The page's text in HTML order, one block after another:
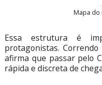
Mapa do
Essa estrutura é
protagonistas.
afirma que passar pelo
rápida e discreta de